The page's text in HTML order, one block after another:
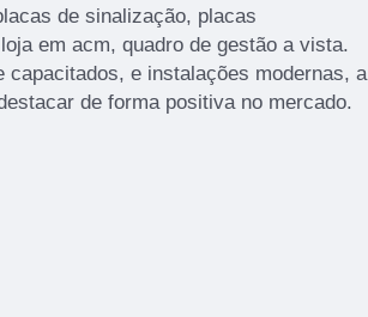
de sinalização, placas
em acm, quadro de gestão a vista.
capacitados, e instalações modernas, a
de forma positiva no mercado.